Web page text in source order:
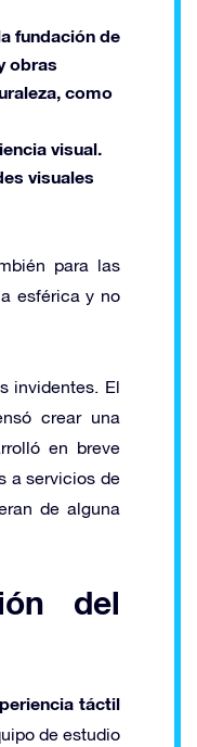
fundación de
obras
como
visual.
visuales
para las
esférica y no
invidentes. El
crear una
en breve
a servicios de
de alguna
del
táctil
de estudio